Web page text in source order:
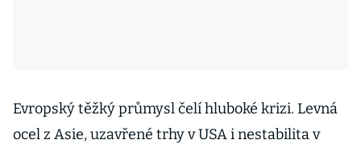
Evropský těžký průmysl čelí hluboké krizi. Levná
ocel z Asie, uzavřené trhy v USA i nestabilita v